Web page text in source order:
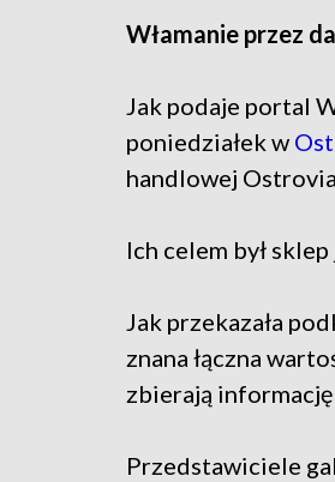
Włamanie przez
Jak podaje portal
poniedziałek w
handlowej
Ich celem był
Jak przekazała
znana łączna
zbierają
Przedstawiciele